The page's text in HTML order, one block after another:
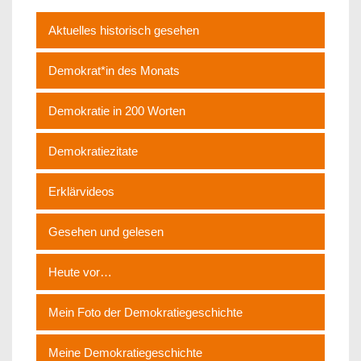
Aktuelles historisch gesehen
Demokrat*in des Monats
Demokratie in 200 Worten
Demokratiezitate
Erklärvideos
Gesehen und gelesen
Heute vor…
Mein Foto der Demokratiegeschichte
Meine Demokratiegeschichte